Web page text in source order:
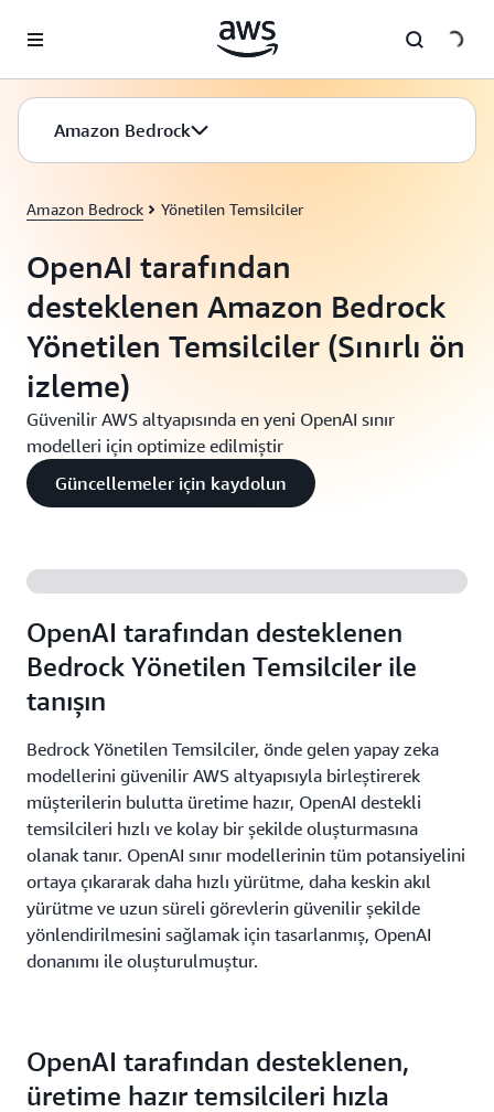
Amazon Bedrock
Amazon Bedrock Yönetilen Temsilciler
OpenAI tarafından
desteklenen Amazon Bedrock
Yönetilen Temsilciler (Sınırlı ön
izleme)
Güvenilir AWS altyapısında en yeni OpenAI sınır
modelleri için optimize edilmiştir
Güncellemeler için kaydolun
OpenAI tarafından desteklenen
Bedrock Yönetilen Temsilciler ile
tanışın
Bedrock Yönetilen Temsilciler, önde gelen yapay zeka
modellerini güvenilir AWS altyapısıyla birleştirerek
müşterilerin bulutta üretime hazır, OpenAI destekli
temsilcileri hızlı ve kolay bir şekilde oluşturmasına
olanak tanır. OpenAI sınır modellerinin tüm potansiyelini
ortaya çıkararak daha hızlı yürütme, daha keskin akıl
yürütme ve uzun süreli görevlerin güvenilir şekilde
yönlendirilmesini sağlamak için tasarlanmış, OpenAI
donanımı ile oluşturulmuştur.
OpenAI tarafından desteklenen,
üretime hazır temsilcileri hızla